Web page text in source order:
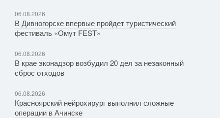
06.08.2026
В Дивногорске впервые пройдет туристический
фестиваль «Омут FEST»
06.08.2026
В крае эконадзор возбудил 20 дел за незаконный
сброс отходов
06.08.2026
Красноярский нейрохирург выполнил сложные
операции в Ачинске